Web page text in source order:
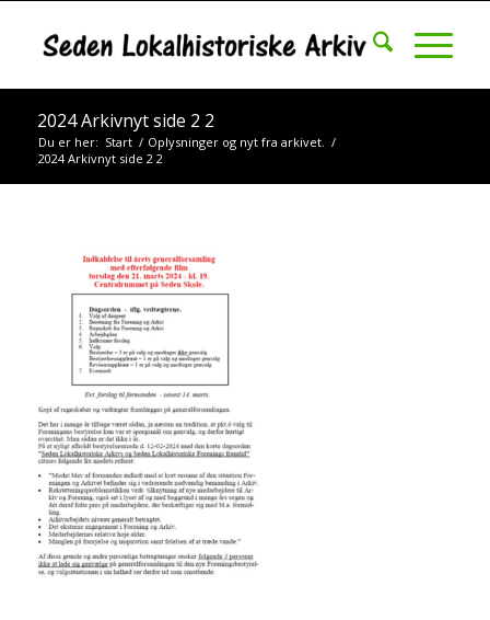
2024 Arkivnyt side 2 2
Du er her: Start / Oplysninger og nyt fra arkivet. /
2024 Arkivnyt side 2 2